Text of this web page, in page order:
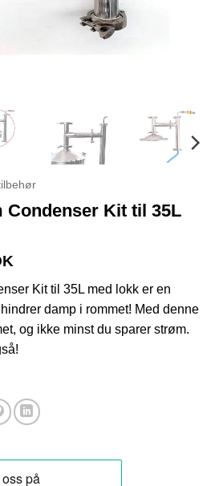
Condenser Kit til 35L
Kit til 35L med lokk er en
damp i rommet! Med denne
og ikke minst du sparer strøm.